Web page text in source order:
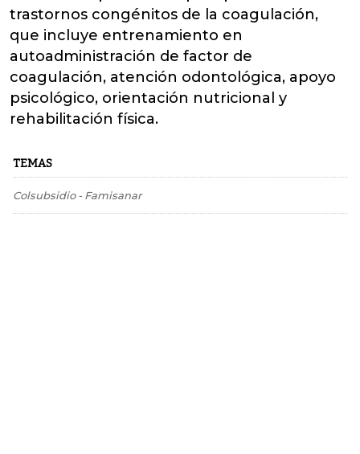
trastornos congénitos de la coagulación,
que incluye entrenamiento en
autoadministración de factor de
coagulación, atención odontológica, apoyo
psicológico, orientación nutricional y
rehabilitación física.
TEMAS
Colsubsidio- Famisanar